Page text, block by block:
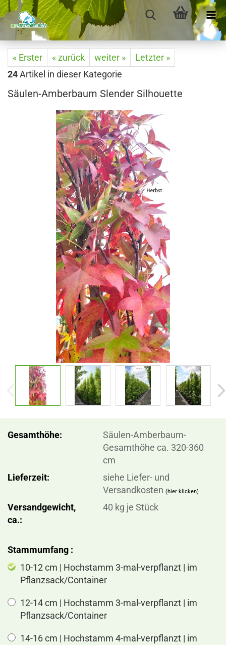
« Erster « zurück weiter »
Letzter »
24Artikel in dieser Kategorie
Säulen-Amberbaum Slender Silhouette
Gesamthöhe:
Säulen-Amberbaum-
Gesamthöhe ca. 320-360
cm
Lieferzeit:
siehe Liefer- und
Versandkosten(hier klicken)
Versandgewicht,
ca.:
40 kg je Stück
Stammumfang :
10-12 cm | Hochstamm 3-mal-verpflanzt | im
Pflanzsack/Container
12-14 cm | Hochstamm 3-mal-verpflanzt | im
Pflanzsack/Container
14-16 cm | Hochstamm 4-mal-verpflanzt | im